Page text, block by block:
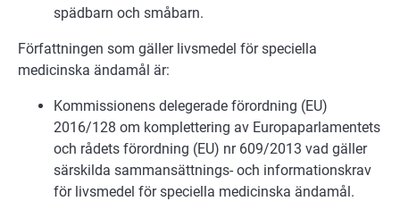
spädbarn och småbarn.
Författningen som gäller livsmedel för speciella
medicinska ändamål är:
Kommissionens delegerade förordning (EU)
2016/128 om komplettering av Europaparlamentets
och rådets förordning (EU) nr 609/2013 vad gäller
särskilda sammansättnings- och informationskrav
för livsmedel för speciella medicinska ändamål.